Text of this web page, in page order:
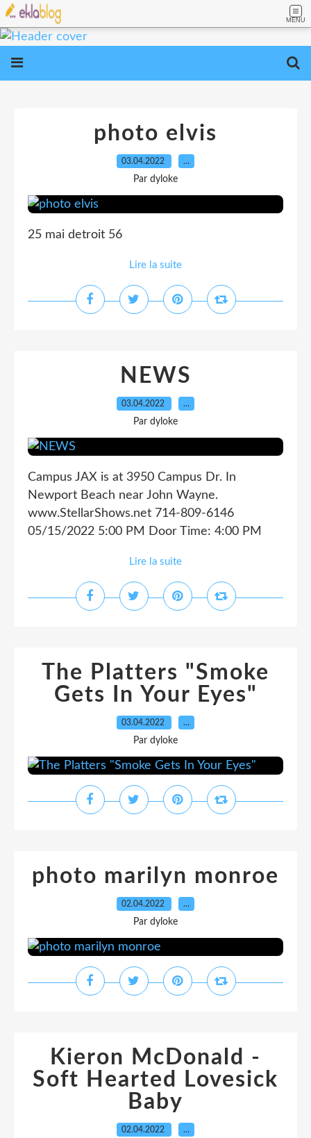
MENU
photo elvis
03.04.2022 …
Par dyloke
25 mai detroit 56
Lire la suite
NEWS
03.04.2022 …
Par dyloke
Campus JAX is at 3950 Campus Dr. In
Newport Beach near John Wayne.
www.StellarShows.net 714-809-6146
05/15/2022 5:00 PM Door Time: 4:00 PM
Lire la suite
The Platters "Smoke
Gets In Your Eyes"
03.04.2022 …
Par dyloke
photo marilyn monroe
02.04.2022 …
Par dyloke
Kieron McDonald -
Soft Hearted Lovesick
Baby
02.04.2022 …